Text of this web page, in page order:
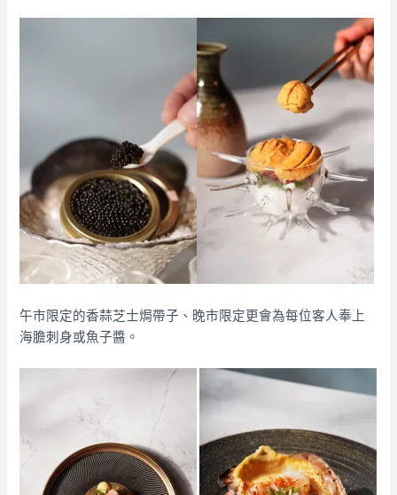
午市限定的香蒜芝士焗帶子、晚市限定更會為每位客人奉上
海膽刺身或魚子醬。